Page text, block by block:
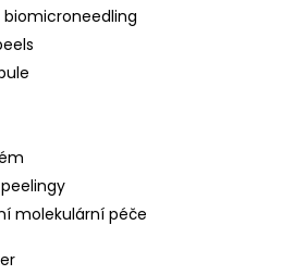
biomicroneedling
molekulární péče